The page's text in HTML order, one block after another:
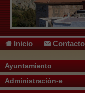
Inicio Contacto
Ayuntamiento
Administración-e